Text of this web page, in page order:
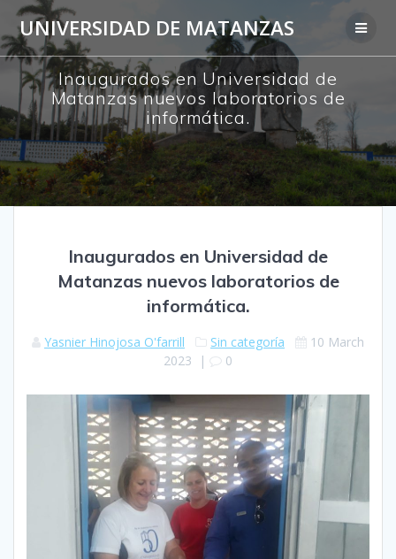
to
content
UNIVERSIDAD DE MATANZAS
Inaugurados en Universidad de
Matanzas nuevos laboratorios de
informática.
Inaugurados en Universidad de
Matanzas nuevos laboratorios de
informática.
Yasnier Hinojosa O'farrill Sin categoría
10 March
2023 | 0